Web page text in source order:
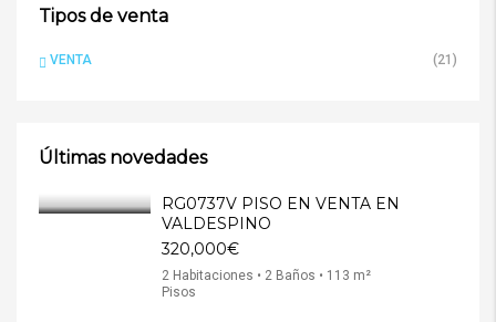
Tipos de venta
VENTA (21)
Últimas novedades
RG0737V PISO EN VENTA EN
VALDESPINO
320,000€
2 Habitaciones • 2 Baños • 113 m²
Pisos